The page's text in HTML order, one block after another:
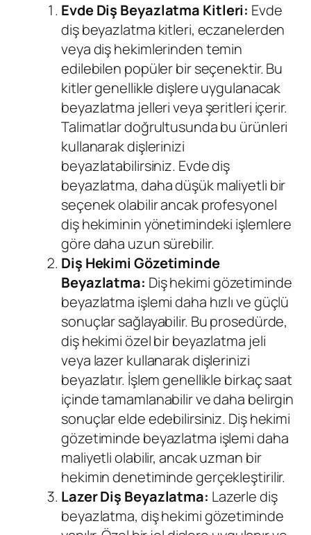
EvdeDiş Beyazlatma Kitleri: Evde
diş beyazlatma kitleri, eczanelerden
veya diş hekimlerinden temin
edilebilen popüler bir seçenektir. Bu
kitler genellikle dişlere uygulanacak
beyazlatma jelleri veya şeritleri içerir.
Talimatlar doğrultusunda bu ürünleri
kullanarak dişlerinizi
beyazlatabilirsiniz. Evde diş
beyazlatma, daha düşük maliyetli bir
seçenek olabilir ancak profesyonel
diş hekiminin yönetimindeki işlemlere
göre daha uzun sürebilir.
Diş Hekimi Gözetiminde
Beyazlatma: Diş hekimi gözetiminde
beyazlatma işlemi daha hızlı ve güçlü
sonuçlar sağlayabilir. Bu prosedürde,
diş hekimi özel bir beyazlatma jeli
veya lazer kullanarak dişlerinizi
beyazlatır. İşlem genellikle birkaç saat
içinde tamamlanabilir ve daha belirgin
sonuçlar elde edebilirsiniz. Diş hekimi
gözetiminde beyazlatma işlemi daha
maliyetli olabilir, ancak uzman bir
hekimin denetiminde gerçekleştirilir.
Lazer Diş Beyazlatma: Lazerle diş
beyazlatma, diş hekimi gözetiminde